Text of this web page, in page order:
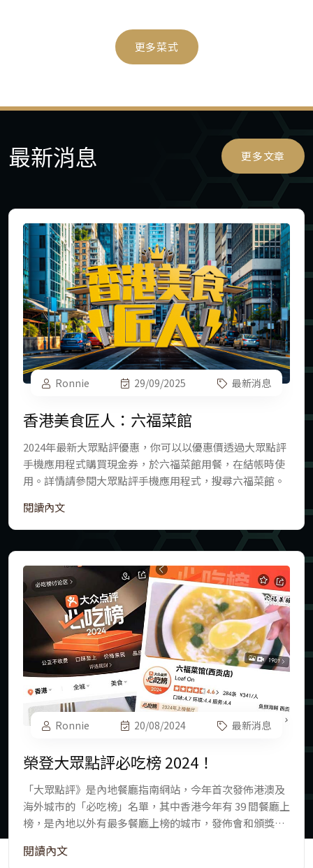
更多菜式
最新消息 更多文章
Ronnie 29/09/2025 最新消息
香港美食匠人：六福菜館
2024年最新大眾點評優惠，你可以以優惠價透過大眾點評
手機應用程式購買現金券，於六福菜館用餐，在結帳時使
用。詳情請參閱大眾點評手機應用程式，搜尋六福菜館。
閱讀內文
Ronnie 20/08/2024 最新消息
榮登大眾點評必吃榜 2024！
「大眾點評》是內地餐廳指南網站，今年首次發佈港澳及
海外城市的「必吃榜」名單，其中香港今年有 39 間餐廳上
榜，是內地以外有最多餐廳上榜的城市，發佈會和頒獎典
閱讀內文